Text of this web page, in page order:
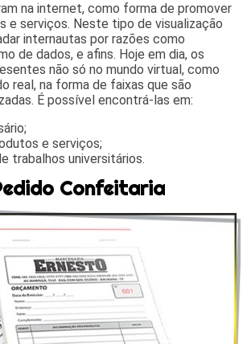
na internet, como forma de promover
e serviços. Neste tipo de visualização
internautas por razões como
de dados, e afins. Hoje em dia, os
não só no mundo virtual, como
real, na forma de faixas que são
É possível encontrá-las em:
e serviços;
trabalhos universitários.
Confeitaria